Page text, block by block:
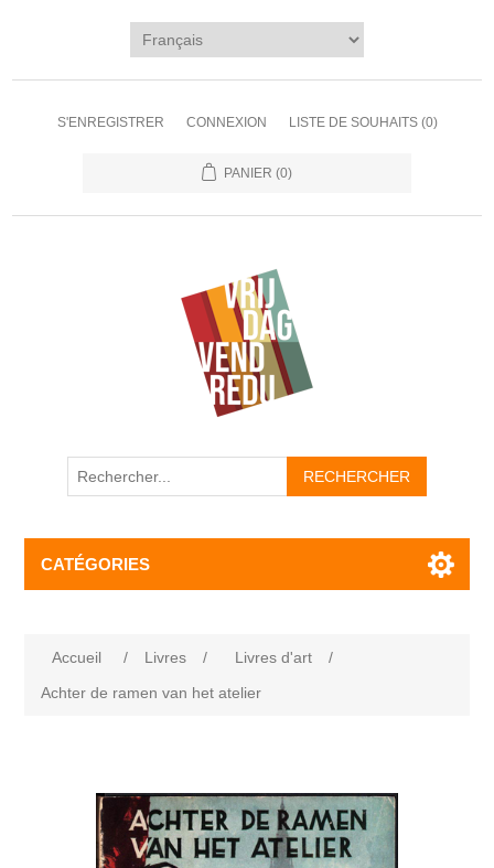
S'ENREGISTRER CONNEXION LISTE DE SOUHAITS (0)
PANIER (0)
CATÉGORIES
Accueil / Livres / Livres d'art
/
Achter de ramen van het atelier